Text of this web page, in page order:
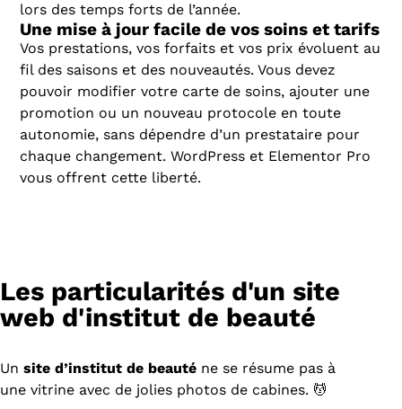
lors des temps forts de l’année.
Une mise à jour facile de vos soins et tarifs
Vos prestations, vos forfaits et vos prix évoluent au
fil des saisons et des nouveautés. Vous devez
pouvoir modifier votre carte de soins, ajouter une
promotion ou un nouveau protocole en toute
autonomie, sans dépendre d’un prestataire pour
chaque changement. WordPress et Elementor Pro
vous offrent cette liberté.
Les particularités d'un site
web d'institut de beauté
Un site d’institut de beauté ne se résume pas à
une vitrine avec de jolies photos de cabines. 💆